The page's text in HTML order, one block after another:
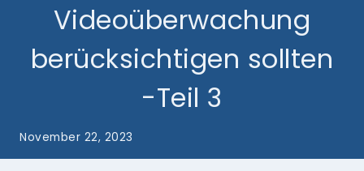
Videoüberwachung
berücksichtigen sollten
-Teil 3
November 22, 2023